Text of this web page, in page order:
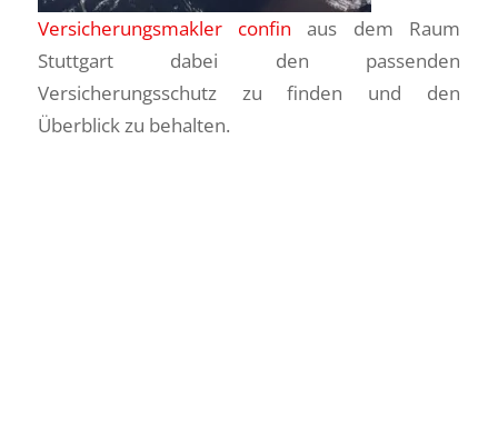
Versicherungsmakler confin aus dem Raum
Stuttgart dabei den passenden
Versicherungsschutz zu finden und den
Überblick zu behalten.